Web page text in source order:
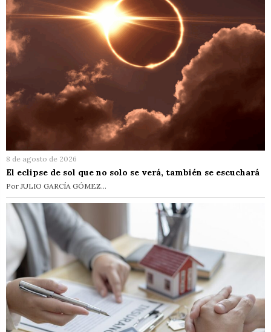
8 de agosto de 2026
El eclipse de sol que no solo se verá, también se escuchará
Por JULIO GARCÍA GÓMEZ…